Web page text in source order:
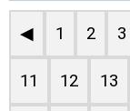
◀ 1 2 3
11 12 13